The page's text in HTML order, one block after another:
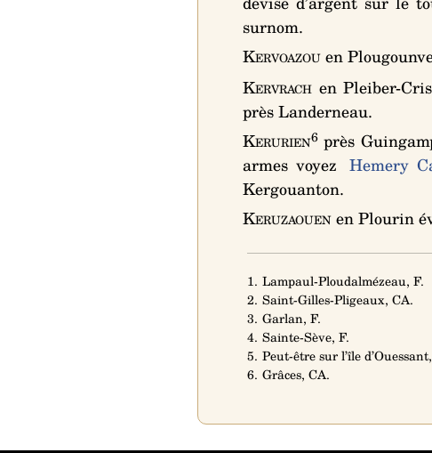
surnom.
Kervoazouen
Kervrach en Pleiber-
près Landerneau.
Kerurien6 près
armes voyez Hemery
Kergouanton.
Keruzaouenen Plourin
1. Lampaul-Ploudalmézeau, F.
2. Saint-Gilles-Pligeaux, CA.
3. Garlan, F.
4. Sainte-Sève, F.
5. Peut-être sur l’île
6. Grâces, CA.